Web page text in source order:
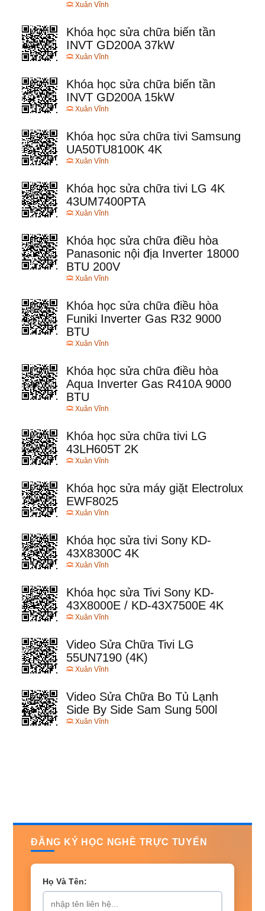
Xuân Vĩnh
Khóa học sửa chữa biến tần
INVT GD200A 37kW
Xuân Vĩnh
Khóa học sửa chữa biến tần
INVT GD200A 15kW
Xuân Vĩnh
Khóa học sửa chữa tivi Samsung
UA50TU8100K 4K
Xuân Vĩnh
Khóa học sửa chữa tivi LG 4K
43UM7400PTA
Xuân Vĩnh
Khóa học sửa chữa điều hòa
Panasonic nội địa Inverter 18000
BTU 200V
Xuân Vĩnh
Khóa học sửa chữa điều hòa
Funiki Inverter Gas R32 9000
BTU
Xuân Vĩnh
Khóa học sửa chữa điều hòa
Aqua Inverter Gas R410A 9000
BTU
Xuân Vĩnh
Khóa học sửa chữa tivi LG
43LH605T 2K
Xuân Vĩnh
Khóa học sửa máy giặt Electrolux
EWF8025
Xuân Vĩnh
Khóa học sửa tivi Sony KD-
43X8300C 4K
Xuân Vĩnh
Khóa học sửa Tivi Sony KD-
43X8000E / KD-43X7500E 4K
Xuân Vĩnh
Video Sửa Chữa Tivi LG
55UN7190 (4K)
Xuân Vĩnh
Video Sửa Chữa Bo Tủ Lạnh
Side By Side Sam Sung 500l
Xuân Vĩnh
ĐĂNG KÝ HỌC NGHỀ TRỰC TUYẾN
Họ Và Tên: